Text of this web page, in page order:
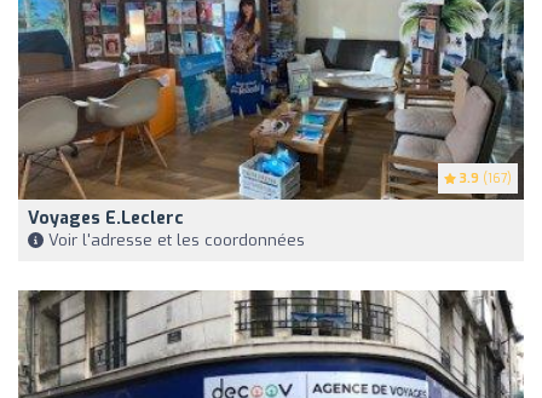
3.9 (167)
Voyages E.Leclerc
Voir l'adresse et les coordonnées